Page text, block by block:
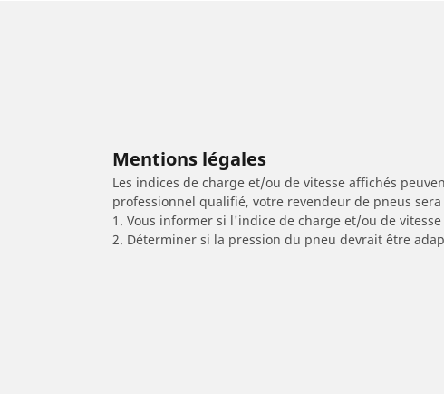
Mentions légales
Les indices de charge et/ou de vitesse affichés
professionnel qualifié, votre revendeur de pneus
1. Vous informer si l'indice de charge et/ou de
2. Déterminer si la pression du pneu devrait être